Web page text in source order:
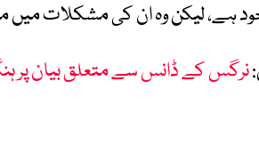
ہے، لیکن وہ ان کی مشکلات میں
نرگس کے ڈانس سے متعلق بیان پر